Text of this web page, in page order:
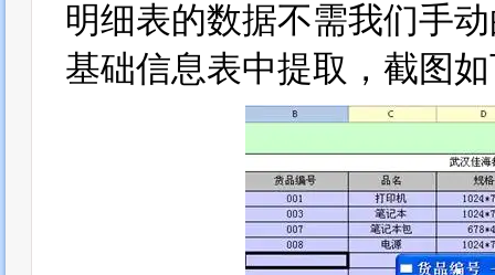
明细表的数据不需我们手
基础信息表中提取，截图